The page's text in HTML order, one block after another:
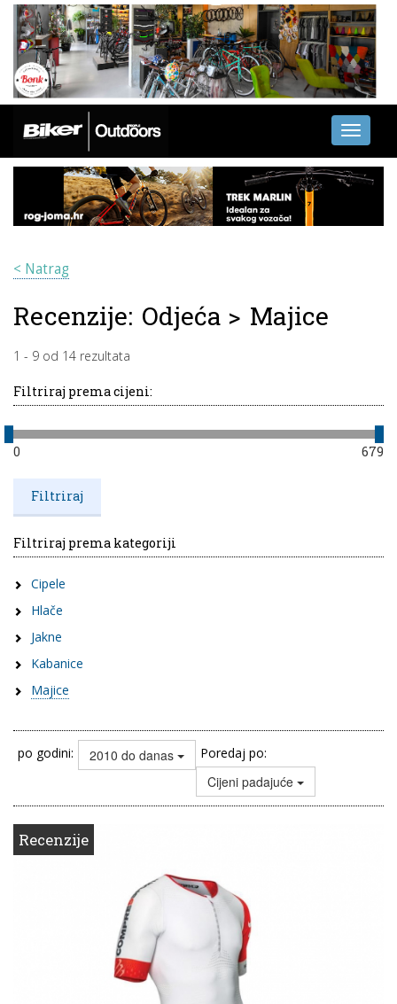
Toggle
< Natrag
Recenzije: Odjeća > Majice
1 - 9 od 14 rezultata
Filtriraj prema cijeni:
0 679
Filtriraj prema kategoriji
Cipele
Hlače
Jakne
Kabanice
Majice
po godini: 2010 do danas Poredaj po:
Cijeni padajuće
Recenzije